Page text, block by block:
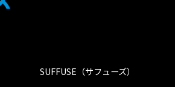
SUFFUSE（サフューズ）